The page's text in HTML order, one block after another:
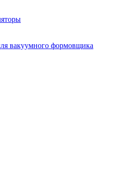
вакуумного формовщика